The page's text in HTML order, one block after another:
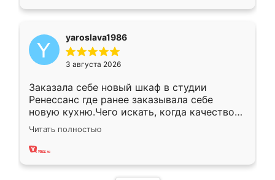
yaroslava1986
3 августа 2026
Заказала себе новый шкаф в студии
Ренессанс где ранее заказывала себе
новую кухню.Чего искать, когда качеством
вполне довольна. Служит кухня уже почти
два года, нареканий нет.
Читать полностью